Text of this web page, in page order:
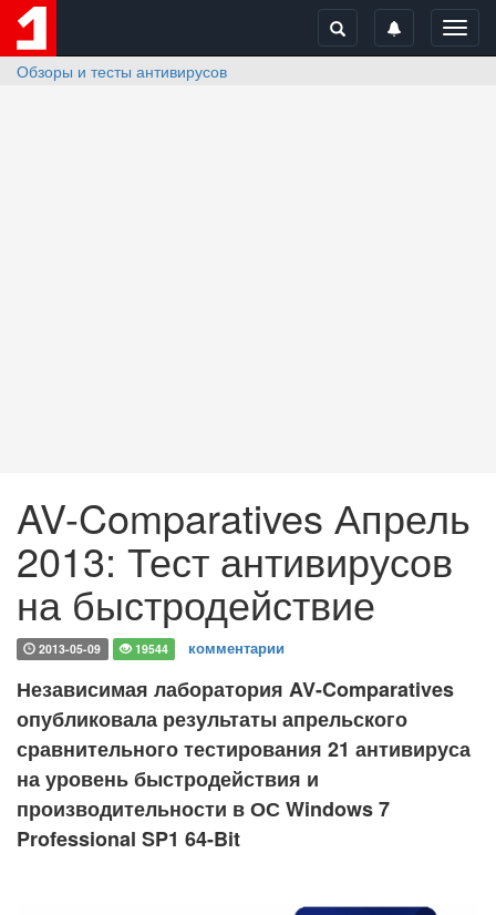
Обзоры и тесты антивирусов
AV-Comparatives Апрель
2013: Тест антивирусов
на быстродействие
2013-05-09 19544 комментарии
Независимая лаборатория AV-Comparatives
опубликовала результаты апрельского
сравнительного тестирования 21 антивируса
на уровень быстродействия и
производительности в ОС Windows 7
Professional SP1 64-Bit